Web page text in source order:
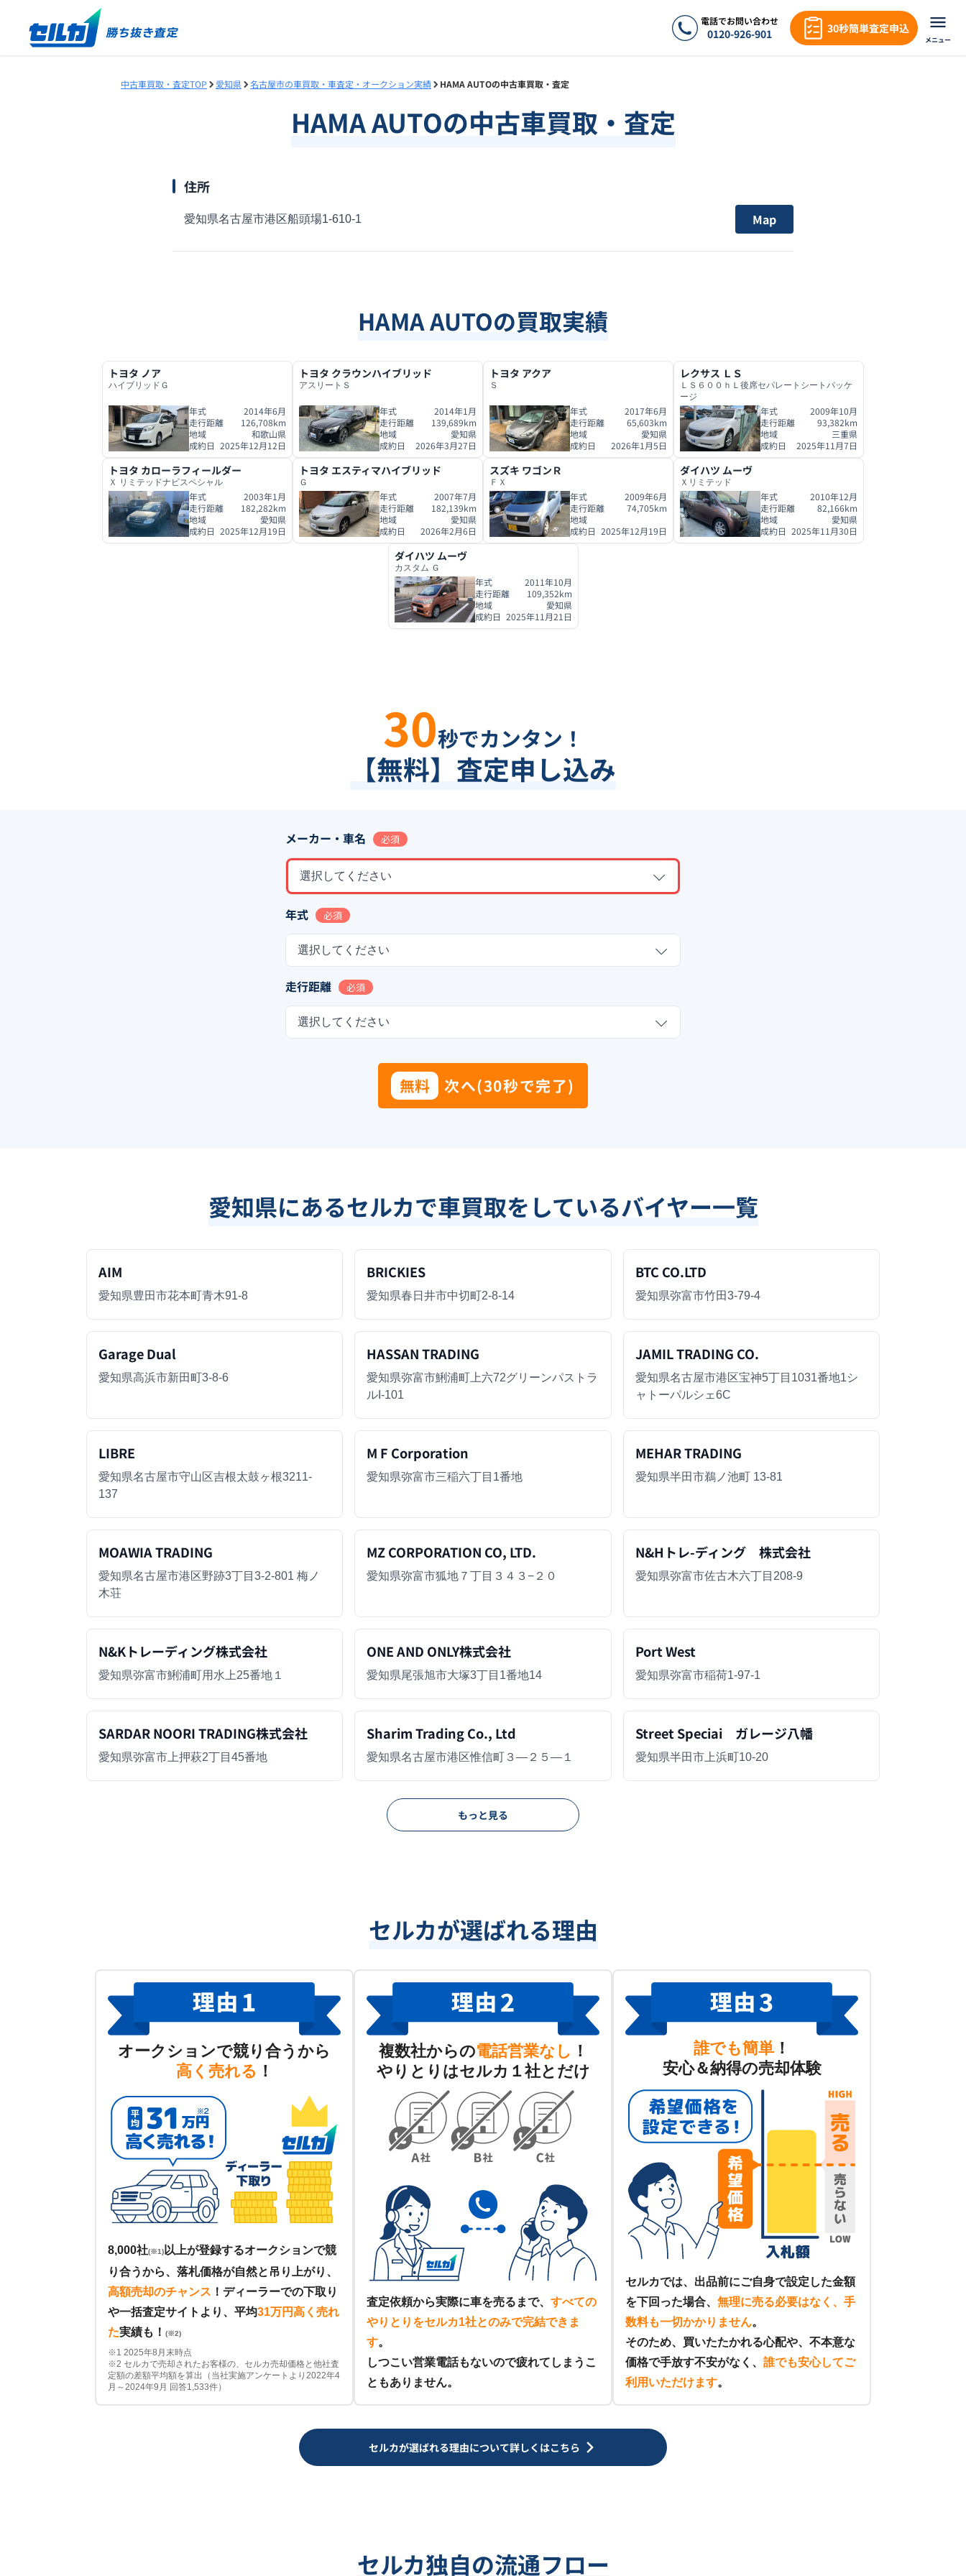
電話でお問い合わせ
0120-926-901 30秒簡単査定申込
メニュー
中古車買取・査定TOP 愛知県 名古屋市の車買取・車査定・オークション実績 HAMA AUTOの中古車買取・査定
HAMA AUTOの中古車買取・査定
住所
愛知県名古屋市港区船頭場1-610-1 Map
HAMA AUTOの買取実績
トヨタ ノア
ハイブリッドＧ
年式
2014年6月
走行距離
126,708km
地域
和歌山県
成約日 2025年12月12日
トヨタ クラウンハイブリッド
アスリートＳ
年式
2014年1月
走行距離
139,689km
地域
愛知県
成約日
2026年3月27日
トヨタ アクア
Ｓ
年式
2017年6月
走行距離
65,603km
地域
愛知県
成約日
2026年1月5日
レクサス ＬＳ
ＬＳ６００ｈＬ後席セパレートシートパッケ
ージ
年式
2009年10月
走行距離
93,382km
地域
三重県
成約日
2025年11月7日
トヨタ カローラフィールダー
Ｘ リミテッドナビスペシャル
年式
2003年1月
走行距離
182,282km
地域
愛知県
成約日 2025年12月19日
トヨタ エスティマハイブリッド
Ｇ
年式
2007年7月
走行距離
182,139km
地域
愛知県
成約日
2026年2月6日
スズキ ワゴンＲ
ＦＸ
年式
2009年6月
走行距離
74,705km
地域
成約日 2025年12月19日
ダイハツ ムーヴ
Ｘリミテッド
年式
2010年12月
走行距離
82,166km
地域
愛知県
成約日 2025年11月30日
ダイハツ ムーヴ
カスタム Ｇ
年式
2011年10月
走行距離
109,352km
地域
愛知県
成約日 2025年11月21日
30秒でカンタン！
【無料】査定申し込み
メーカー・車名 必須
選択してください
年式 必須
選択してください
走行距離 必須
選択してください
無料 次へ(30秒で完了)
愛知県にあるセルカで車買取をしているバイヤー一覧
AIM
愛知県豊田市花本町青木91-8
BRICKIES
愛知県春日井市中切町2-8-14
BTC CO.LTD
愛知県弥富市竹田3-79-4
Garage Dual
愛知県高浜市新田町3-8-6
HASSAN TRADING
愛知県弥富市鯏浦町上六72グリーンパストラ
ルI-101
JAMIL TRADING CO.
愛知県名古屋市港区宝神5丁目1031番地1シ
ャトーパルシェ6C
LIBRE
愛知県名古屋市守山区吉根太鼓ヶ根3211-
137
M F Corporation
愛知県弥富市三稲六丁目1番地
MEHAR TRADING
愛知県半田市鵜ノ池町 13-81
MOAWIA TRADING
愛知県名古屋市港区野跡3丁目3-2-801 梅ノ
木荘
MZ CORPORATION CO, LTD.
愛知県弥富市狐地７丁目３４３−２０
N&Hトレ-ディング 株式会社
愛知県弥富市佐古木六丁目208-9
N&Kトレーディング株式会社
愛知県弥富市鯏浦町用水上25番地１
ONE AND ONLY株式会社
愛知県尾張旭市大塚3丁目1番地14
Port West
愛知県弥富市稲荷1-97-1
SARDAR NOORI TRADING株式会社
愛知県弥富市上押萩2丁目45番地
Sharim Trading Co., Ltd
愛知県名古屋市港区惟信町３―２５―１
Street Speciai ガレージ八幡
愛知県半田市上浜町10-20
もっと見る
セルカが選ばれる理由
オークションで競り合うから
高く売れる ！
8,000社(※1) 以上が登録するオークションで競
り合うから、落札価格が自然と吊り上がり、
高額売却のチャンス ！ ディーラーでの下取り
や一括査定サイトより、平均31万円高く売れ
た実績も！ (※2)
※1 2025年8月末時点
※2 セルカで売却されたお客様の、セルカ売却価格と他社査
定額の差額平均額を算出（当社実施アンケートより2022年4
月～2024年9月 回答1,533件）
複数社からの電話営業なし ！
やりとりはセルカ１社とだけ
査定依頼から実際に車を売るまで、 すべての
やりとりをセルカ1社とのみで完結できま
す。
しつこい営業電話もないので疲れてしまうこ
ともありません。
誰でも簡単 ！
安心＆納得の売却体験
セルカでは、出品前にご自身で設定した金額
を下回った場合、 無理に売る必要はなく、手
数料も一切かかりません。
そのため、買いたたかれる心配や、不本意な
価格で手放す不安がなく、 誰でも安心してご
利用いただけます。
セルカが選ばれる理由について詳しくはこちら
セルカ独自の流通フロー